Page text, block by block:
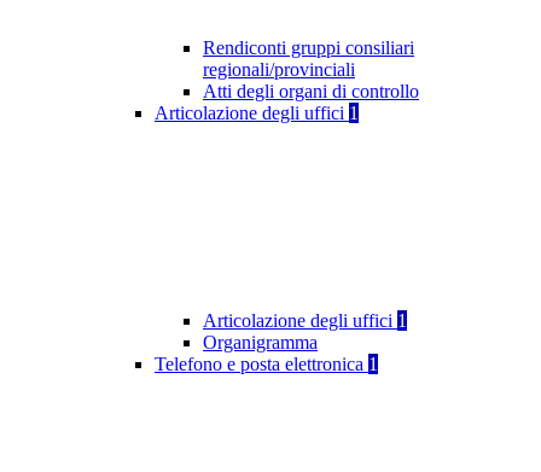
Rendiconti gruppi consiliari
regionali/provinciali
Atti degli organi di controllo
Articolazione degli uffici 1
Articolazione degli uffici 1
Organigramma
Telefono e posta elettronica 1